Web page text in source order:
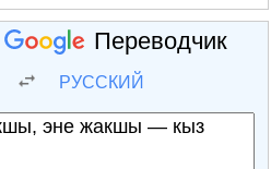
Переводчик
РУССКИЙ